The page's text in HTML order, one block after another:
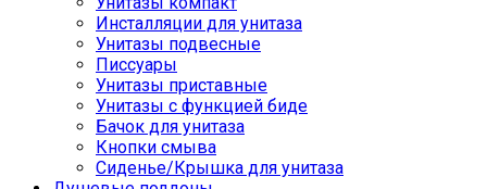
Инсталляции для унитаза
Унитазы подвесные
Писсуары
Унитазы приставные
Унитазы с функцией биде
Бачок для унитаза
Кнопки смыва
Сиденье/Крышка для унитаза